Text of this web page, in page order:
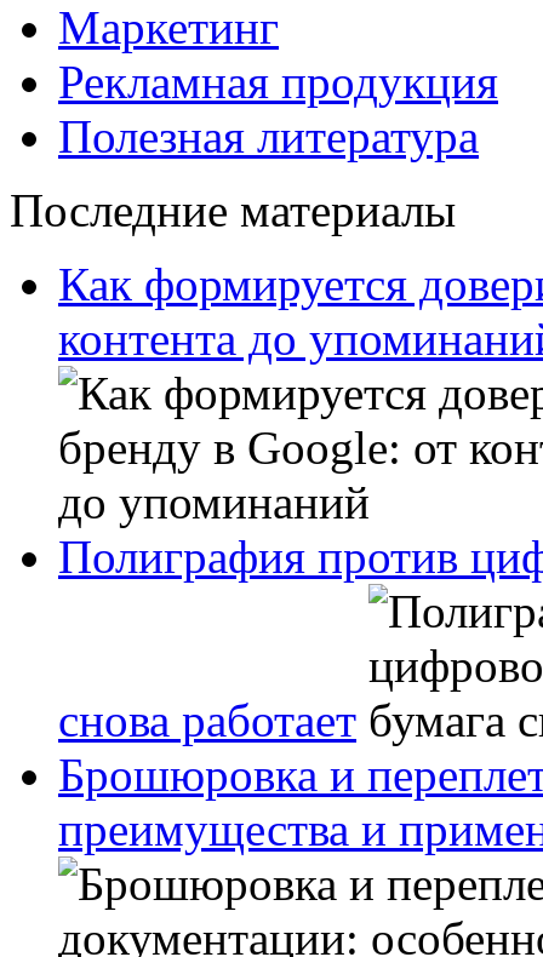
Маркетинг
Рекламная продукция
Полезная литература
Последние материалы
Как формируется
контента до
Полиграфия против
снова работает
Брошюровка и
преимущества и